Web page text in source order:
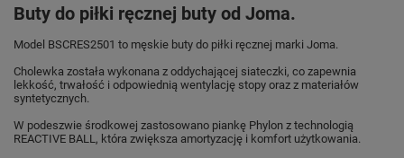
Buty do piłki ręcznej buty od Joma.
Model BSCRES2501 to męskie buty do piłki ręcznej marki Joma.
Cholewka została wykonana z oddychającej siateczki, co zapewnia
lekkość, trwałość i odpowiednią wentylację stopy oraz z materiałów
syntetycznych.
W podeszwie środkowej zastosowano piankę Phylon z technologią
REACTIVE BALL, która zwiększa amortyzację i komfort użytkowania.